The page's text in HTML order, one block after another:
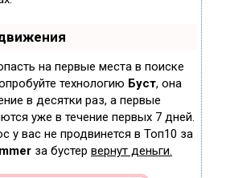
на первые места в поиске
технологию Буст, она
в десятки раз, а первые
уже в течение первых 7 дней.
у вас не продвинется в Топ10 за
за бустер вернут деньги.